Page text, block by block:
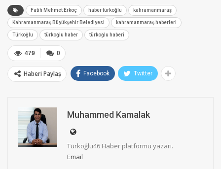
Fatih Mehmet Erkoç haber türkoğlu kahramanmaraş
Kahramanmaraş Büyükşehir Belediyesi kahramanmaraş haberleri
Türkoğlu türkoğlu haber türkoğlu haberi
0
479
Haberi Paylaş Facebook Twitter
Muhammed Kamalak
Türkoğlu46 Haber platformu yazarı.
Email